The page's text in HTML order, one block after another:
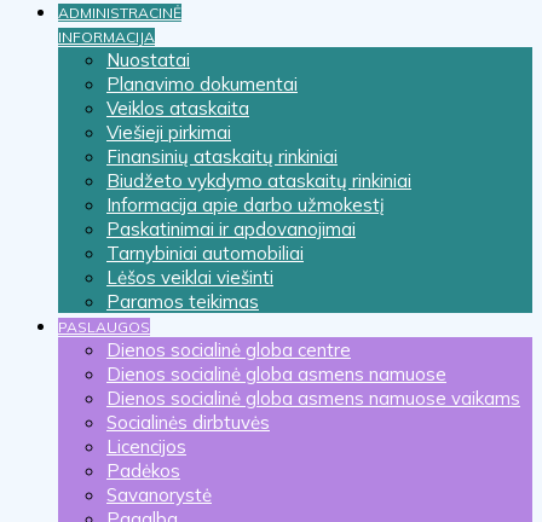
ADMINISTRACINĖ
INFORMACIJA
Nuostatai
Planavimo dokumentai
Veiklos ataskaita
Viešieji pirkimai
Finansinių ataskaitų rinkiniai
Biudžeto vykdymo ataskaitų rinkiniai
Informacija apie darbo užmokestį
Paskatinimai ir apdovanojimai
Tarnybiniai automobiliai
Lėšos veiklai viešinti
Paramos teikimas
PASLAUGOS
Dienos socialinė globa centre
Dienos socialinė globa asmens namuose
Dienos socialinė globa asmens namuose vaikams
Socialinės dirbtuvės
Licencijos
Padėkos
Savanorystė